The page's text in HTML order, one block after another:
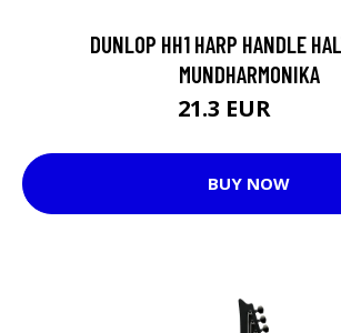
DUNLOP HH1 HARP HANDLE
MUNDHARMONIKA
21.3 EUR
BUY NOW